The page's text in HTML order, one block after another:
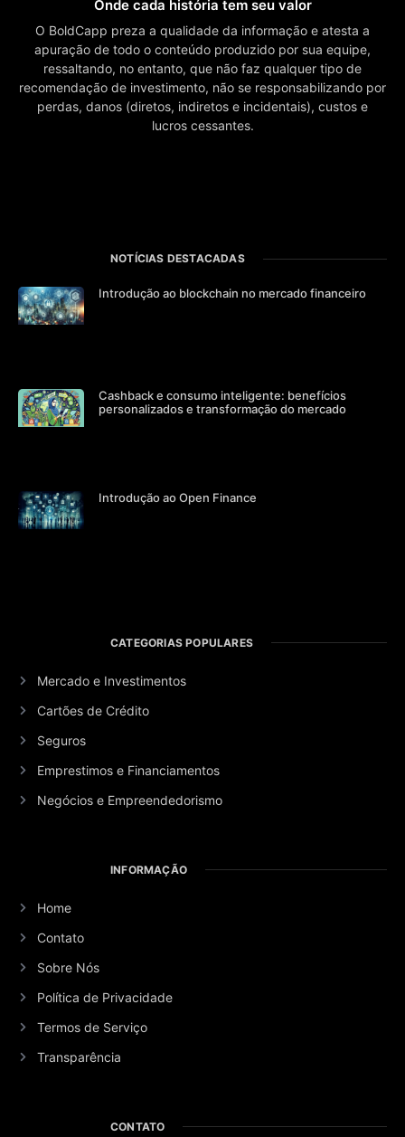
Onde cada história tem seu valor
O BoldCapp preza a qualidade da informação e atesta a
apuração de todo o conteúdo produzido por sua equipe,
ressaltando, no entanto, que não faz qualquer tipo de
recomendação de investimento, não se responsabilizando por
perdas, danos (diretos, indiretos e incidentais), custos e
lucros cessantes.
NOTÍCIAS DESTACADAS
Introdução ao blockchain no mercado financeiro
Cashback e consumo inteligente: benefícios
personalizados e transformação do mercado
Introdução ao Open Finance
CATEGORIAS POPULARES
Mercado e Investimentos
Cartões de Crédito
Seguros
Emprestimos e Financiamentos
Negócios e Empreendedorismo
INFORMAÇÃO
Home
Contato
Sobre Nós
Política de Privacidade
Termos de Serviço
Transparência
CONTATO